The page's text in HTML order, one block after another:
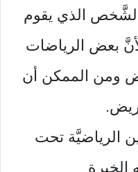
الذي يقوم
بعض الرياضات
ومن الممكن أن
الرياضيَّة تحت